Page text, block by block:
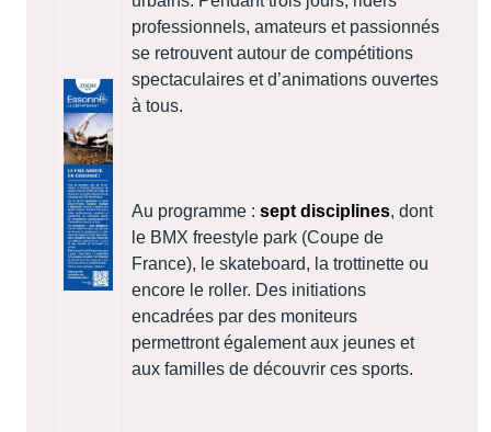
professionnels, amateurs et passionnés
se retrouvent autour de compétitions
spectaculaires et d’animations ouvertes
à tous.
Au programme : sept disciplines, dont
le BMX freestyle park (Coupe de
France), le skateboard, la trottinette ou
encore le roller. Des initiations
encadrées par des moniteurs
permettront également aux jeunes et
aux familles de découvrir ces sports.